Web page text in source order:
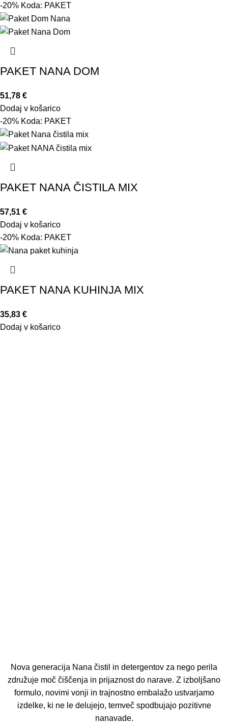
-20% Koda: PAKET
PAKET NANA DOM
51,78 €
Dodaj v košarico
-20% Koda: PAKET
PAKET NANA ČISTILA MIX
57,51 €
Dodaj v košarico
-20% Koda: PAKET
PAKET NANA KUHINJA MIX
35,83 €
Dodaj v košarico
Nova generacija Nana čistil in detergentov za nego perila
združuje moč čiščenja in prijaznost do narave. Z izboljšano
formulo, novimi vonji in trajnostno embalažo ustvarjamo
izdelke, ki ne le delujejo, temveč spodbujajo pozitivne
nanavade.